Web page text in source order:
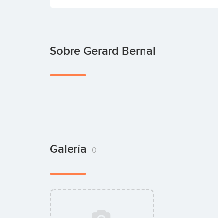
Sobre Gerard Bernal
Galería 0